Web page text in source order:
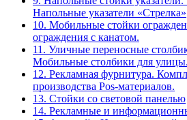
Напольные указатели «Стрелка»
10. Мобильные стойки
ограждения с канатом.
11. Уличные переносные
Мобильные столбики для улицы.
12. Рекламная фурнитура.
производства Pos-материалов.
13. Стойки со световой панелью
14. Рекламные и